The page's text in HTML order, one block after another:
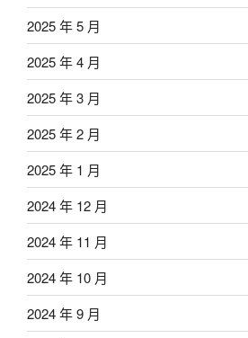
2025 年 5 月
2025 年 4 月
2025 年 3 月
2025 年 2 月
2025 年 1 月
2024 年 12 月
2024 年 11 月
2024 年 10 月
2024 年 9 月